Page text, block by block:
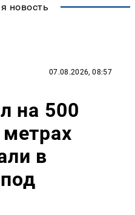
новость
07.08.2026, 08:57
на 500
в